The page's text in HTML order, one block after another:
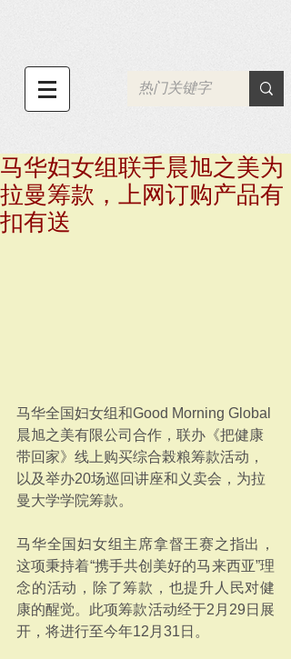
马华妇女组联手晨旭之美为
拉曼筹款，上网订购产品有
扣有送
马华全国妇女组和Good Morning Global
晨旭之美有限公司合作，联办《把健康
带回家》线上购买综合榖粮筹款活动，
以及举办20场巡回讲座和义卖会，为拉
曼大学学院筹款。
马华全国妇女组主席拿督王赛之指出，
这项秉持着“携手共创美好的马来西亚”理
念的活动，除了筹款，也提升人民对健
康的醒觉。此项筹款活动经于2月29日展
开，将进行至今年12月31日。